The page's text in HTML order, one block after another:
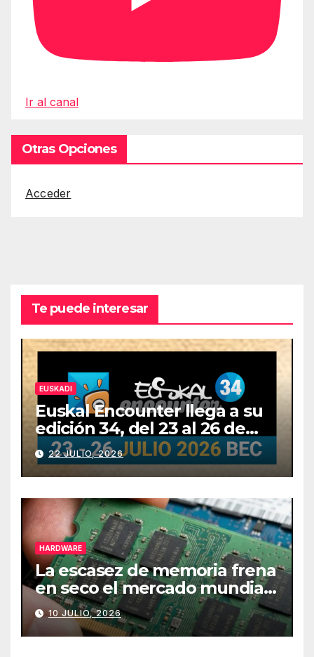
Ir al canal
Otras Opciones
Acceder
Te puede interesar
EUSKADI
Euskal Encounter llega a su
edición 34, del 23 al 26 de
julio
22 JULIO, 2026
HARDWARE
La escasez de memoria frena
en seco el mercado mundial
de PCs
10 JULIO, 2026